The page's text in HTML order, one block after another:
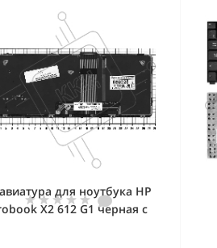
для ноутбука HP
X2 612 G1 черная с